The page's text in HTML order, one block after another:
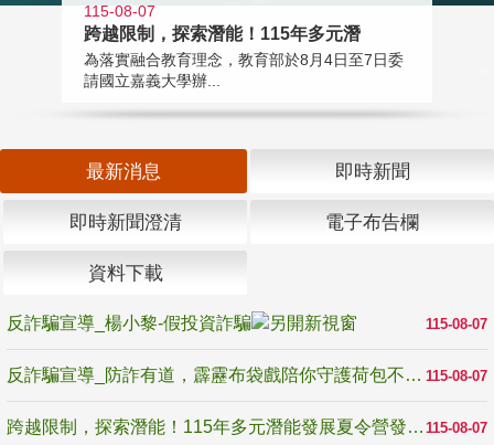
115-08-07
跨越限制，探索潛能！115年多元潛
為落實融合教育理念，教育部於8月4日至7日委
請國立嘉義大學辦...
最新消息 即時新聞
即時新聞澄清 電子布告欄
資料下載
115-08-07
反詐騙宣導_楊小黎-假投資詐騙
115-08-07
反詐騙宣導_防詐有道，霹靂布袋戲陪你守護荷包不受騙
115-08-07
跨越限制，探索潛能！115年多元潛能發展夏令營發掘生命無限可能